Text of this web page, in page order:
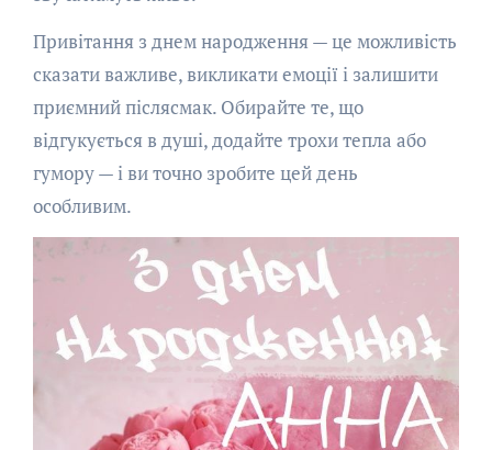
Привітання з днем народження — це можливість
сказати важливе, викликати емоції і залишити
приємний післясмак. Обирайте те, що
відгукується в душі, додайте трохи тепла або
гумору — і ви точно зробите цей день
особливим.